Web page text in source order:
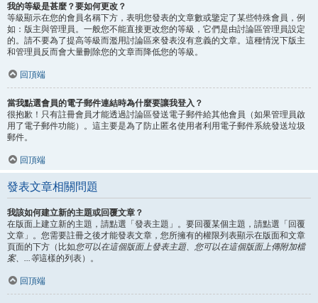
我的等級是甚麼？要如何更改？
等級顯示在您的會員名稱下方，表明您發表的文章數或鑒定了某些特殊會員，例
如：版主與管理員。一般您不能直接更改您的等級，它們是由討論區管理員設定
的。請不要為了提高等級而濫用討論區來發表沒有意義的文章。這種情況下版主
和管理員反而會大量刪除您的文章而降低您的等級。
回頂端
當我點選會員的電子郵件連結時為什麼要讓我登入？
很抱歉！只有註冊會員才能透過討論區發送電子郵件給其他會員（如果管理員啟
用了電子郵件功能）。這主要是為了防止匿名使用者利用電子郵件系統發送垃圾
郵件。
回頂端
發表文章相關問題
我該如何建立新的主題或回覆文章？
在版面上建立新的主題，請點選「發表主題」。要回覆某個主題，請點選「回覆
文章」。您需要註冊之後才能發表文章，您所擁有的權限列表顯示在版面和文章
頁面的下方（比如您可以在這個版面上發表主題、您可以在這個版面上傳附加檔
案、...等這樣的列表）。
回頂端